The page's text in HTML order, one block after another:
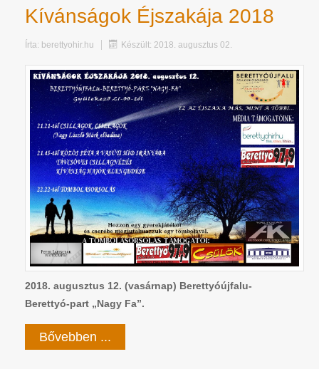
Kívánságok Éjszakája 2018
Írta: berettyohir.hu Készült: 2018. augusztus 02.
2018. augusztus 12. (vasárnap) Berettyóújfalu-
Berettyó-part „Nagy Fa”.
Bővebben ...